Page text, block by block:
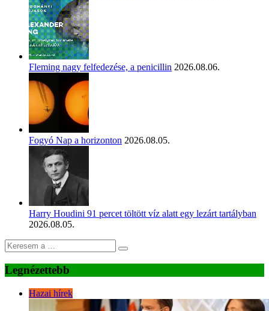
Fleming nagy felfedezése, a penicillin 2026.08.06.
Fogyó Nap a horizonton 2026.08.05.
Harry Houdini 91 percet töltött víz alatt egy lezárt tartályban
2026.08.05.
Legnézettebb
Hazai hírek